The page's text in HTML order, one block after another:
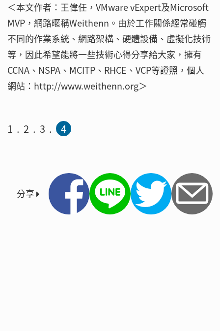
＜本文作者：王偉任，VMware vExpert及Microsoft
MVP，網路暱稱Weithenn。由於工作關係經常碰觸
不同的作業系統、網路架構、硬體設備、虛擬化技術
等，因此希望能將一些技術心得分享給大家，擁有
CCNA、NSPA、MCITP、RHCE、VCP等證照，個人
網站：http://www.weithenn.org＞
1 2 3 4
分享